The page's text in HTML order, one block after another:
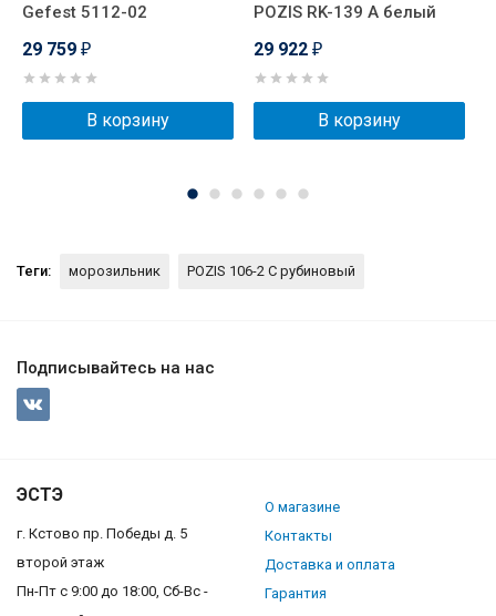
Gefest 5112-02
29 759 ₽
В корзину
POZIS RK-139 А белый
29 922 ₽
В корзину
Теги: морозильник POZIS 106-2 C рубиновый
Подписывайтесь на нас
ЭСТЭ
г. Кстово пр. Победы д. 5
второй этаж
Пн-Пт с 9:00 до 18:00, Сб-Вс -
О магазине
Контакты
Доставка и оплата
Гарантия